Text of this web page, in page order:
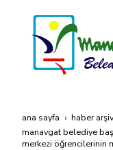
ana sayfa
haber
manavgat beledi̇ye
merkezi̇ öğrenci̇leri̇ni̇n